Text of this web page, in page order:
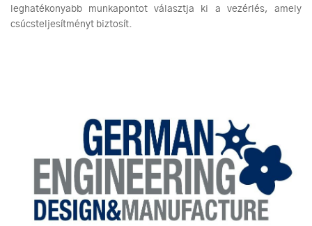
leghatékonyabb munkapontot választja ki a vezérlés, amely
csúcsteljesítményt biztosít.